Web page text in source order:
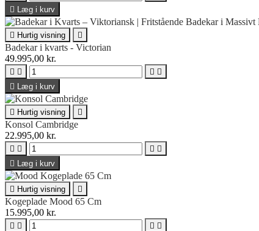
 Læg i kurv
 Hurtig visning 
Badekar i kvarts - Victorian
49.995,00 kr.
   
 Læg i kurv
 Hurtig visning 
Konsol Cambridge
22.995,00 kr.
   
 Læg i kurv
 Hurtig visning 
Kogeplade Mood 65 Cm
15.995,00 kr.
   